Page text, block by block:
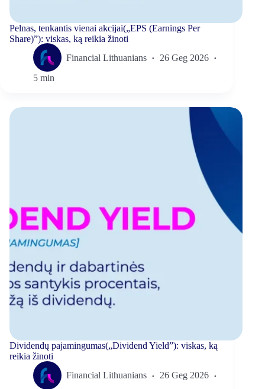
Pelnas, tenkantis vienai akcijai(„EPS (Earnings Per
Share)”): viskas, ką reikia žinoti
Financial Lithuanians
26 Geg 2026
5 min
Dividendų pajamingumas(„Dividend Yield”): viskas, ką
reikia žinoti
Financial Lithuanians
26 Geg 2026